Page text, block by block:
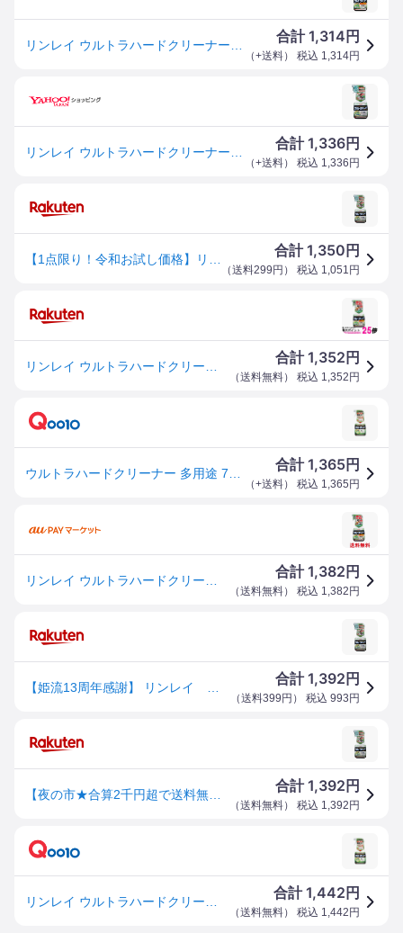
合計1,314 円
（+送料） 税込 1,314円
合計1,336円
（+送料） 税込 1,336 円
合計1,350 円
（送料299円 ） 税込 1,051 円
合計1,352 円
（送料無料） 税込 1,352 円
合計1,365円
（+送料） 税込 1,365 円
合計1,382 円
（送料無料） 税込 1,382 円
合計1,392 円
（送料399円 ） 税込 993 円
合計1,392 円
（送料無料） 税込 1,392 円
合計1,442 円
（送料無料） 税込 1,442 円